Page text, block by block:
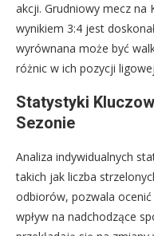
akcji. Grudniowy mecz na
wynikiem 3:4 jest
wyrównana może być
różnic w ich pozycji
Statystyki
Sezonie
Analiza indywidualnych
takich jak liczba
odbiorów, pozwala
wpływ na nadchodzące